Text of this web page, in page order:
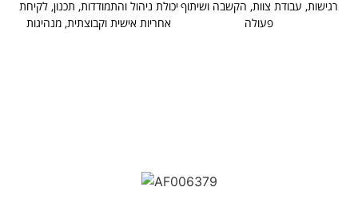
רגישות, עבודת צוות, הקשבה ושיתוף
פעולה
יכולת ניהול והתמודדות, תכנון, לקיחת
אחריות אישית וקבוצתית, מנהיגות